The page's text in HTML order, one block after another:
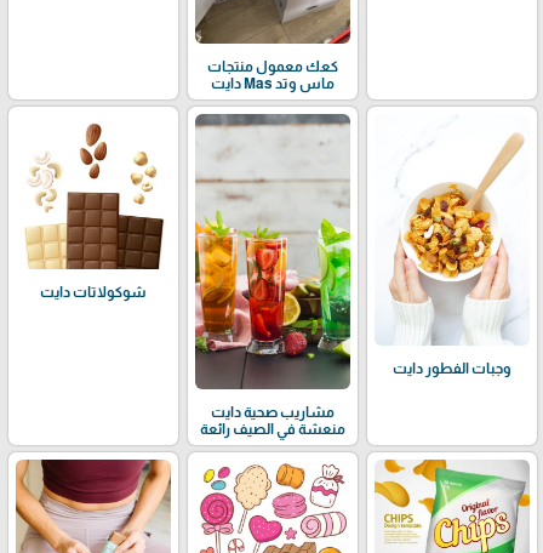
كعك معمول منتجات
ماس وتد Mas دايت
وجبات الفطور دايت
مشاريب صحية دايت
منعشة في الصيف رائعة
شوكولاتات دايت